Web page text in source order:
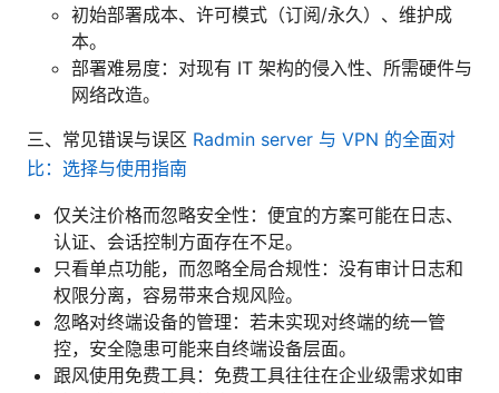
初始部署成本、许可模式（订阅/永久）、维护成
本。
部署难易度：对现有 IT 架构的侵入性、所需硬件与
网络改造。
三、常见错误与误区 Radmin server 与 VPN 的全面对
比：选择与使用指南
仅关注价格而忽略安全性：便宜的方案可能在日志、
认证、会话控制方面存在不足。
只看单点功能，而忽略全局合规性：没有审计日志和
权限分离，容易带来合规风险。
忽略对终端设备的管理：若未实现对终端的统一管
控，安全隐患可能来自终端设备层面。
跟风使用免费工具：免费工具往往在企业级需求如审